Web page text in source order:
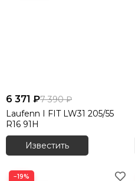
6 371 ₽7 390 ₽
Laufenn I FIT LW31 205/55
R16 91H
Известить
−19%